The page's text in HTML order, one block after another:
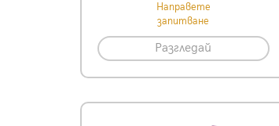
Направете
запитване
Разгледай